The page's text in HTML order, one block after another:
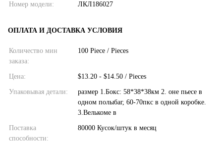
Номер модели: ЛКЛ186027
ОПЛАТА И ДОСТАВКА УСЛОВИЯ
Количество мин
заказа:
100 Piece / Pieces
Цена: $13.20 - $14.50 / Pieces
Упаковывая детали:
размер 1.Бокс: 58*38*38км 2. оне пьесе в
одном полыбаг, 60-70пкс в одной коробке.
3.Велькоме в
Поставка
способности:
80000 Кусок/штук в месяц